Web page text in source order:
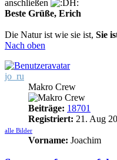
anschließen
Beste Grüße, Erich
Die Natur ist wie sie ist, Sie
Nach oben
jo_ru
Makro Crew
Beiträge: 18701
Registriert: 21. Aug
alle Bilder
Vorname: Joachim